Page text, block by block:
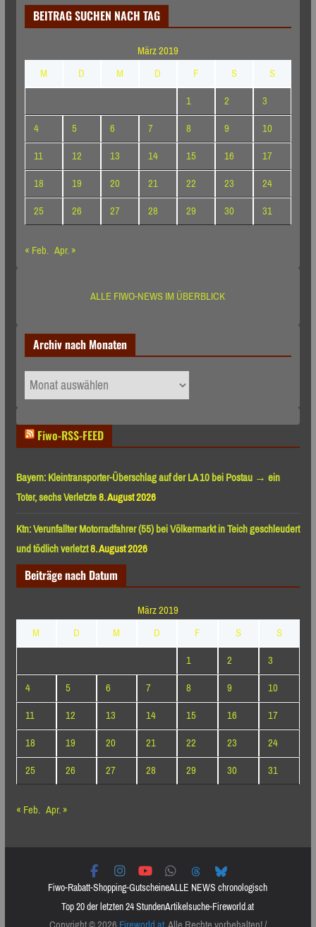
BEITRAG SUCHEN NACH TAG
März 2019
M
D M D F S
S
1
2
3
4
5 6 7 8 9
10
11
12 13 14 15 16
17
18
19 20 21 22 23
24
25
26 27 28 29 30
31
« Feb. Apr. »
ALLE FIWO-NEWS IM ÜBERBLICK
Archiv nach Monaten
Archiv
nach
Fiwo-RSS-FEED
Bayern: Kleintransporter-Überschlag auf der LA 10 bei Postau → ein
Toter, sechs Verletzte8. August 2026
Ktn: Verunfallter Motorradfahrer (55) bei Völkermarkt in Teich geschleudert
und tödlich verletzt8. August 2026
Beiträge nach Datum
März 2019
M
D M D F S
S
1
2
3
4
5 6 7 8 9
10
11
12 13 14 15 16
17
18
19 20 21 22 23
24
25
26 27 28 29 30
31
« Feb. Apr. »
Fiwo-Rabatt-Shopping-GutscheineALLE NEWS chronologisch
Top 20 der letzten 24 StundenArtikelsuche-Fireworld.at